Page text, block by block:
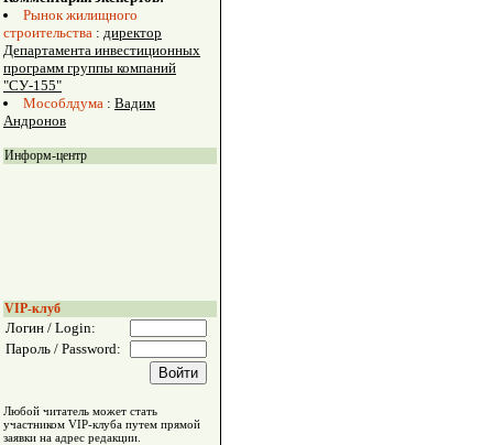
Рынок жилищного
строительства : директор
Департамента инвестиционных
программ группы компаний
"СУ-155"
Мособлдума : Вадим
Андронов
Информ-центр
VIP-клуб
Логин / Login:
Пароль / Password:
Любой читатель может стать
участником VIP-клуба путем прямой
заявки на адрес редакции.